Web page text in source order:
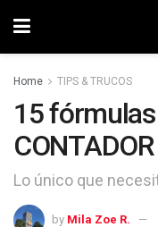
Home TIPS & TRUCOS
15
Lo único que
by Mila Zoe R.